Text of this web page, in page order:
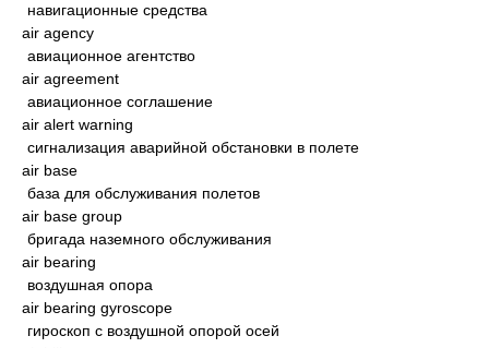
навигационные средства
air agency
авиационное агентство
air agreement
авиационное соглашение
air alert warning
сигнализация аварийной обстановки в полете
air base
база для обслуживания полетов
air base group
бригада наземного обслуживания
air bearing
воздушная опора
air bearing gyroscope
гироскоп с воздушной опорой осей